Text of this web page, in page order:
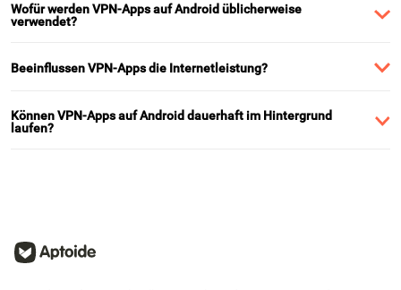
Wofür werden VPN-Apps auf Android üblicherweise
verwendet?
Beeinflussen VPN-Apps die Internetleistung?
Können VPN-Apps auf Android dauerhaft im Hintergrund
laufen?